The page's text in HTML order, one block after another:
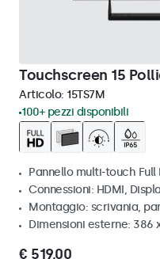
Touchscreen 15
Articolo: 15TS7M
100+ pezzi disponibili
Pannello multi-touch Full
Connessioni: HDMI,
Montaggio: scrivania,
Dimensioni esterne: 386
€ 519,00